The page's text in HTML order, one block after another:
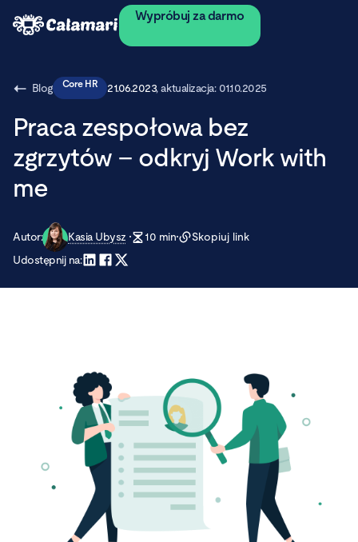
Wypróbuj za darmo
Blog Core HR 21.06.2023, aktualizacja: 01.10.2025
Praca zespołowa bez
zgrzytów – odkryj Work with
me
Autor: Kasia Ubysz 10 min
Skopiuj link
Udostępnij na: